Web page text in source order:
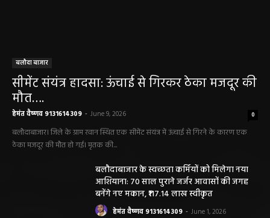
बलौदा बाजार
सीमेंट संयंत्र हादसा: ऊंचाई से गिरकर ठेका मजदूर की
मौत….
हेमंत वैष्णव 9131614309 - June 9, 2026 0
बलौदाबाजार। जिले के ग्राम रवान स्थित एक सीमेंट संयंत्र में ऊंचाई से गिरने के कारण एक
ठेका मजदूर की मौत हो गई। मृतक की...
बलौदाबाजार के स्वच्छता कर्मियों को मिलेगा नया
आशियाना: 70 साल पुराने जर्जर आवासों की जगह
बनेंगे नए मकान, ₹117.14 लाख स्वीकृत
हेमंत वैष्णव 9131614309 - June 1, 2026